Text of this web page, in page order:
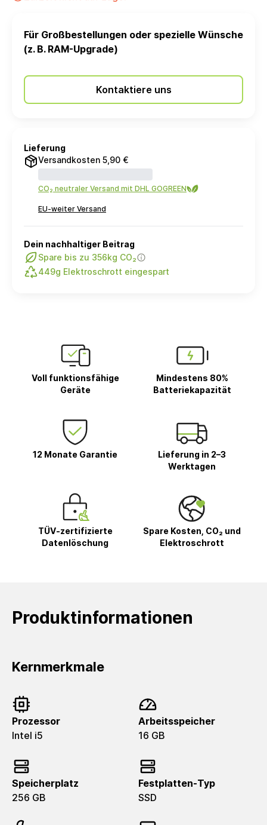
Für Großbestellungen oder spezielle Wünsche
(z. B. RAM-Upgrade)
Kontaktiere uns
Lieferung
Versandkosten 5,90 €
CO₂ neutraler Versand mit DHL GOGREEN
EU-weiter Versand
Dein nachhaltiger Beitrag
Spare bis zu 356kg CO₂
449g Elektroschrott eingespart
Voll funktionsfähige
Geräte
Mindestens 80%
Batteriekapazität
12 Monate Garantie
Lieferung in 2–3
Werktagen
TÜV-zertifizierte
Datenlöschung
Spare Kosten, CO₂ und
Elektroschrott
Produktinformationen
Kernmerkmale
Prozessor
Intel i5
Arbeitsspeicher
16 GB
Speicherplatz
256 GB
Festplatten-Typ
SSD